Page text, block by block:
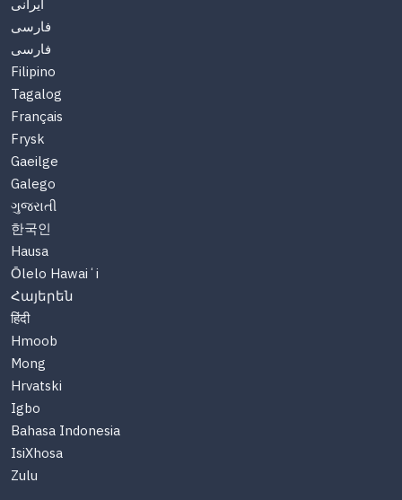
ایرانی
فارسی
فارسی
Filipino
Tagalog
Français
Frysk
Gaeilge
Galego
ગુજરાતી
한국인
Hausa
Ōlelo Hawaiʻi
Հայերեն
हिंदी
Hmoob
Mong
Hrvatski
Igbo
Bahasa Indonesia
IsiXhosa
Zulu